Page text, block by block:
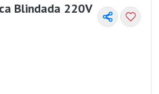
Blindada 220V